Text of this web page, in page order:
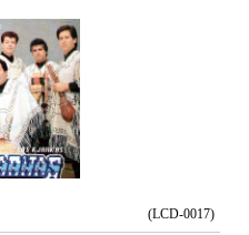
(LCD-0017)